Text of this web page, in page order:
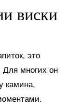
виски
это
Для многих он
камина,